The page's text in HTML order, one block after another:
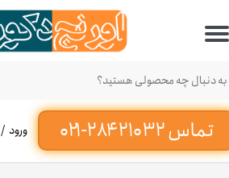
تماس ۳۲ ۲۱۰ ۲۸۴-۰۲۱‌ ورود /
حساب کاربری من
تغییر گذر واژه
سفارشات
خروج از حساب کاربری